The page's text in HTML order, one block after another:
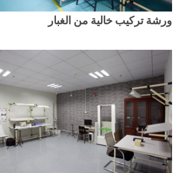
POLICY
ورشة تركيب خالية من الغبار